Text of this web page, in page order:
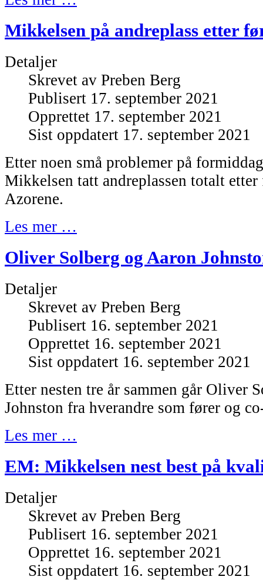
Mikkelsen på andreplass etter
Detaljer
Skrevet av Preben Berg
Publisert 17. september 2021
Opprettet 17. september 2021
Sist oppdatert 17. september 2021
Etter noen små problemer på
Mikkelsen tatt andreplassen totalt etter
Azorene.
Les mer …
Oliver Solberg og Aaron
Detaljer
Skrevet av Preben Berg
Publisert 16. september 2021
Opprettet 16. september 2021
Sist oppdatert 16. september 2021
Etter nesten tre år sammen går Oliver
Johnston fra hverandre som fører og
Les mer …
EM: Mikkelsen nest best på
Detaljer
Skrevet av Preben Berg
Publisert 16. september 2021
Opprettet 16. september 2021
Sist oppdatert 16. september 2021